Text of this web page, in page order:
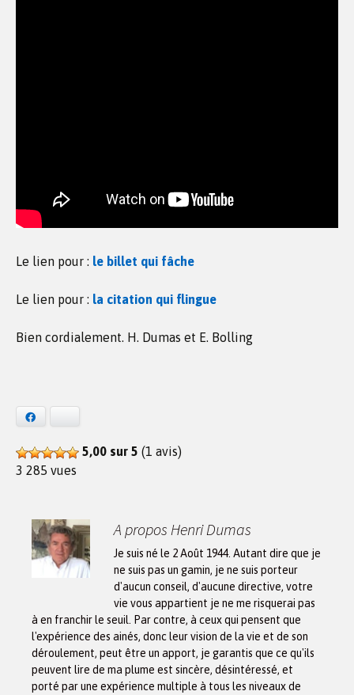
Le lien pour : le billet qui fâche
Le lien pour : la citation qui flingue
Bien cordialement. H. Dumas et E. Bolling
5,00 sur 5 (1 avis)
3 285 vues
A propos Henri Dumas
Je suis né le 2 Août 1944. Autant dire que je
ne suis pas un gamin, je ne suis porteur
d'aucun conseil, d'aucune directive, votre
vie vous appartient je ne me risquerai pas
à en franchir le seuil. Par contre, à ceux qui pensent que
l'expérience des ainés, donc leur vision de la vie et de son
déroulement, peut être un apport, je garantis que ce qu'ils
peuvent lire de ma plume est sincère, désintéressé, et
porté par une expérience multiple à tous les niveaux de